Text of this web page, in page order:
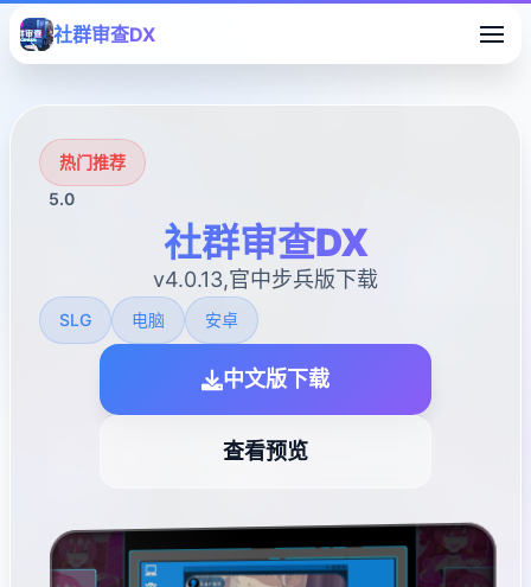
社群审查DX
热门推荐
5.0
社群审查DX
v4.0.13,官中步兵版下载
SLG 电脑 安卓
中文版下载
查看预览